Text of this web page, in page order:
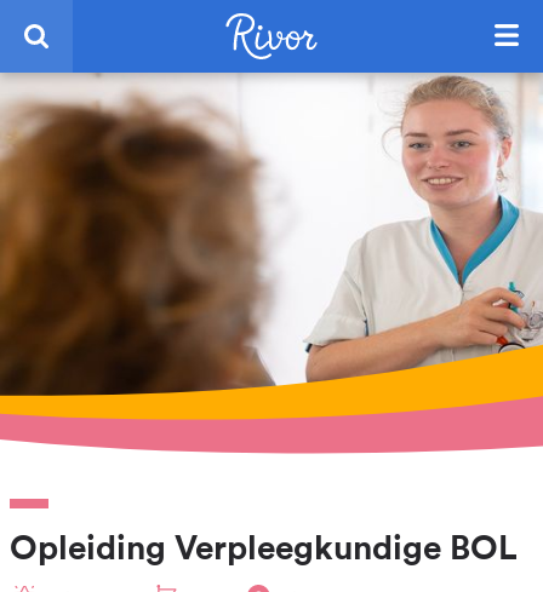
Opleiding Verpleegkundige BOL